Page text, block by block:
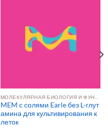
MEM с солями Earle без L-глут
амина для культивирования к
леток